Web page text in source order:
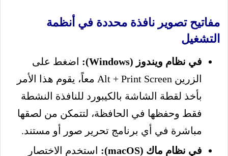
مفاتيح تصوير نافذة محددة في أنظمة
التشغيل
في نظام ويندوز (Windows):
اضغط على
الزرين Alt + Print Screen معاً، يقوم هذا الأمر
بأخذ لقطة الشاشة بالكيبورد للنافذة النشطة
فقط وحفظها في الحافظة، لتتمكن من لصقها
مباشرة في أي برنامج تحرير صور أو مستند.
في نظام ماك (macOS):
استخدم الاختصار